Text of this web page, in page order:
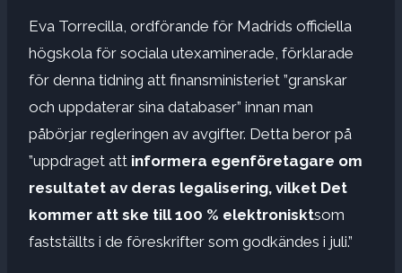
Eva Torrecilla, ordförande för Madrids officiella
högskola för sociala utexaminerade, förklarade
för denna tidning att finansministeriet ”granskar
och uppdaterar sina databaser” innan man
påbörjar regleringen av avgifter. Detta beror på
”uppdraget att informera egenföretagare om
resultatet av deras legalisering, vilket Det
kommer att ske till 100 % elektronisktsom
fastställts i de föreskrifter som godkändes i juli.”